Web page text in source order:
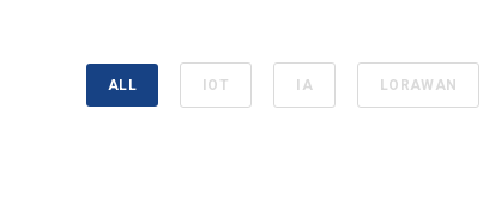
ALL IOT IA LORAWAN